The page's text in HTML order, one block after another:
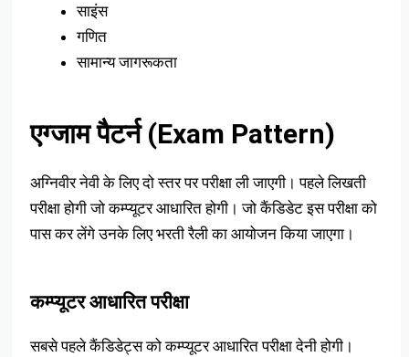
साइंस
गणित
सामान्य जागरूकता
एग्जाम पैटर्न (Exam Pattern)
अग्निवीर नेवी के लिए दो स्तर पर परीक्षा ली जाएगी। पहले लिखती
परीक्षा होगी जो कम्प्यूटर आधारित होगी। जो कैंडिडेट इस परीक्षा को
पास कर लेंगे उनके लिए भरती रैली का आयोजन किया जाएगा।
कम्प्यूटर आधारित परीक्षा
सबसे पहले कैंडिडेट्स को कम्प्यूटर आधारित परीक्षा देनी होगी।